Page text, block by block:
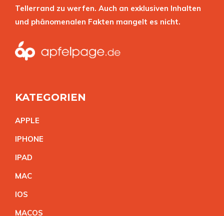
Tellerrand zu werfen. Auch an exklusiven Inhalten
und phänomenalen Fakten mangelt es nicht.
KATEGORIEN
APPLE
IPHONE
IPAD
MAC
IOS
MACOS